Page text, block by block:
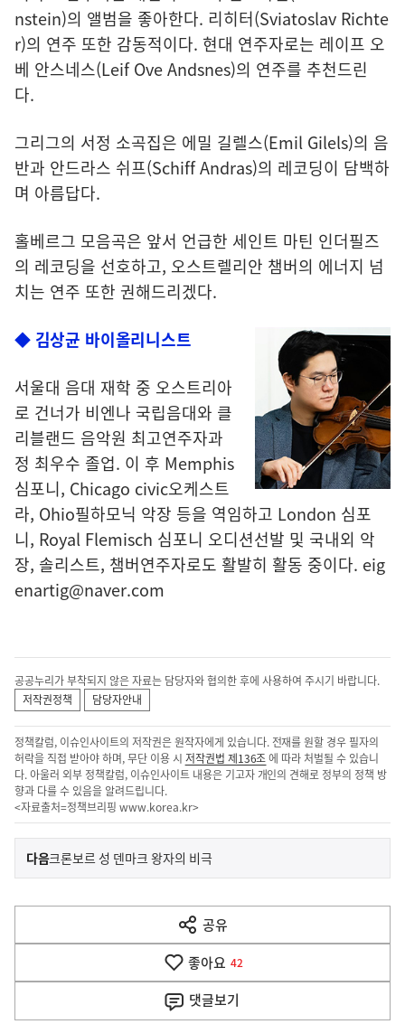
nstein)의 앨범을 좋아한다. 리히터(Sviatoslav Richte
r)의 연주 또한 감동적이다. 현대 연주자로는 레이프 오
베 안스네스(Leif Ove Andsnes)의 연주를 추천드린
다.
그리그의 서정 소곡집은 에밀 길렐스(Emil Gilels)의 음
반과 안드라스 쉬프(Schiff Andras)의 레코딩이 담백하
며 아름답다.
홀베르그 모음곡은 앞서 언급한 세인트 마틴 인더필즈
의 레코딩을 선호하고, 오스트렐리안 챔버의 에너지 넘
치는 연주 또한 권해드리겠다.
◆ 김상균 바이올리니스트
서울대 음대 재학 중 오스트리아
로 건너가 비엔나 국립음대와 클
리블랜드 음악원 최고연주자과
정 최우수 졸업. 이 후 Memphis
심포니, Chicago civic오케스트
라, Ohio필하모닉 악장 등을 역임하고 London 심포
니, Royal Flemisch 심포니 오디션선발 및 국내외 악
장, 솔리스트, 챔버연주자로도 활발히 활동 중이다. eig
enartig@naver.com
공공누리가 부착되지 않은 자료는 담당자와 협의한 후에 사용하여 주시기 바랍니다.
저작권정책
담당자안내
정책칼럼, 이슈인사이트의 저작권은 원작자에게 있습니다. 전재를 원할 경우 필자의
허락을 직접 받아야 하며, 무단 이용 시 저작권법 제136조에 따라 처벌될 수 있습니
다. 아울러 외부 정책칼럼, 이슈인사이트 내용은 기고자 개인의 견해로 정부의 정책 방
향과 다를 수 있음을 알려드립니다.
<자료출처=정책브리핑 www.korea.kr>
이
전
다
음
다음기
크론보르 성 덴마크 왕자의 비극
공유
열
기
좋아요 42
댓글보기